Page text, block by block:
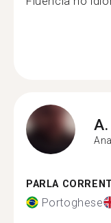
A.
PARLA
Portoghese